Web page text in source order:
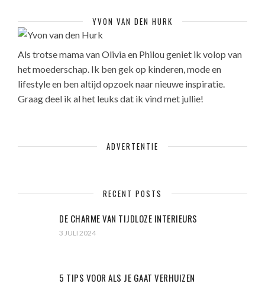
YVON VAN DEN HURK
Als trotse mama van Olivia en Philou geniet ik volop van
het moederschap. Ik ben gek op kinderen, mode en
lifestyle en ben altijd opzoek naar nieuwe inspiratie.
Graag deel ik al het leuks dat ik vind met jullie!
ADVERTENTIE
RECENT POSTS
DE CHARME VAN TIJDLOZE INTERIEURS
3 JULI 2024
5 TIPS VOOR ALS JE GAAT VERHUIZEN